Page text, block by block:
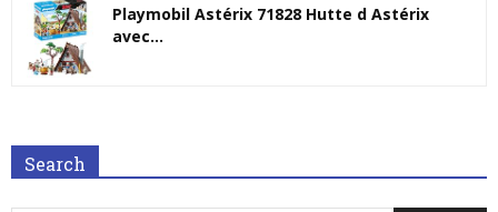
Playmobil Astérix 71828 Hutte d Astérix
avec...
Search